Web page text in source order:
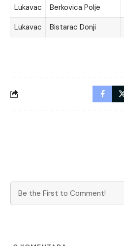
Lukavac
Berkovica Polje
Lukavac
Bistarac Donji